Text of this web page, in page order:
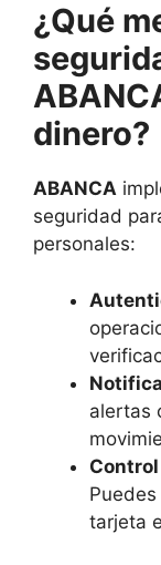
¿Qué
dinero?
ABANCA
seguridad
personales:
alertas
tarjeta